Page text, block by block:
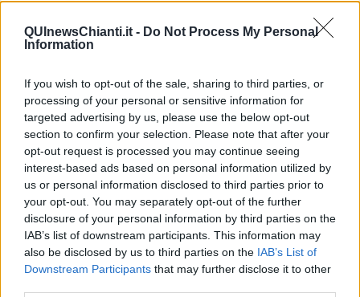
QUInewsChianti.it - Do Not Process My Personal
Information
If you wish to opt-out of the sale, sharing to third parties, or
processing of your personal or sensitive information for
targeted advertising by us, please use the below opt-out
section to confirm your selection. Please note that after your
opt-out request is processed you may continue seeing
interest-based ads based on personal information utilized by
us or personal information disclosed to third parties prior to
your opt-out. You may separately opt-out of the further
disclosure of your personal information by third parties on the
IAB’s list of downstream participants. This information may
also be disclosed by us to third parties on the IAB’s List of
Downstream Participants that may further disclose it to other
Ecco l'elenco dei prezzi del carburante in provincia di Firenze.
Comune per comune gli impianti più economici dove fare
rifornimento.
PROVINCIA DI FIRENZE —Questi i prezzi dei carburantirilevati al
giorno 20 June 2026dalMinistero dello sviluppo economico